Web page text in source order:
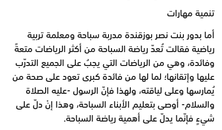
تنمية مهارات
أما بدور بنت نصر بوزقندة مدربة سباحة ومعلمة تربية
رياضية فقالت تُعدّ رياضة السباحة من أكثر الرياضات متعةً
وفائدة، وهي من الرياضات التي يجبُ على الجميع التدرّب
عليها وإتقانها؛ لما لها من فائدة كبرى تعود على صحة من
يُمارسها وعلى لياقته، ولهذا فإنّ الرسول -عليه الصلاة
والسلام- أوصى بتعليم الأبناء السباحة، وهذا إنْ دلّ على
شيءٍ فإنّما يدلّ على أهمية رياضة السباحة.